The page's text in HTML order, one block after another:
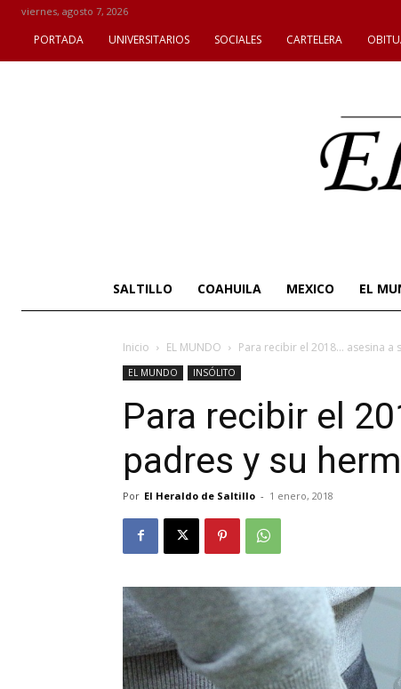
viernes, agosto 7, 2026
PORTADA UNIVERSITARIOS SOCIALES CARTELERA
SALTILLO COAHUILA MEXICO EL
Inicio EL MUNDO Para recibir el 2018… asesina a
EL MUNDO INSÓLITO
Para recibir el
padres y su
Por El Heraldo de Saltillo - 1 enero, 2018